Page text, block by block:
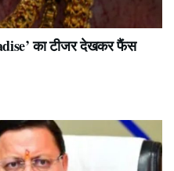
का टीजर देखकर फैंस